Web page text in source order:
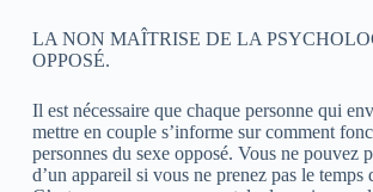
LA NON MAÎTRISE DE LA
OPPOSÉ.
Il est nécessaire que chaque personne qui
mettre en couple s’informe sur comment
personnes du sexe opposé. Vous ne pouvez
d’un appareil si vous ne prenez pas le temps